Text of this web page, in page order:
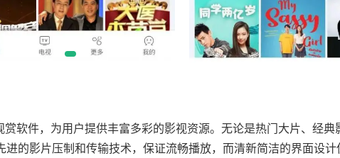
件，为用户提供丰富多彩的影视资源。无论是热门大片、经典
的影片压制和传输技术，保证流畅播放，而清新简洁的界面设